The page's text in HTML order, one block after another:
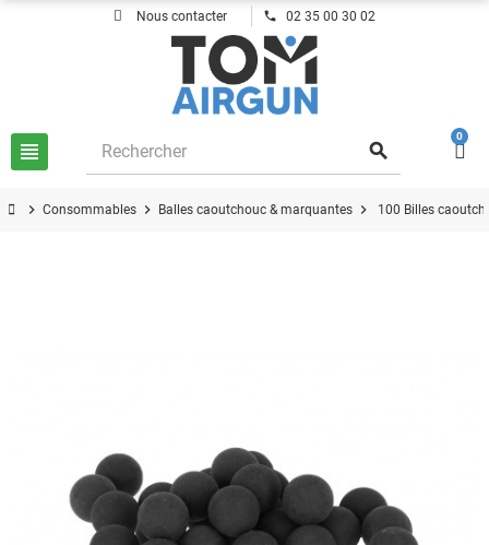
Nous contacter phone 02 35 00 30 02
view_headline search
0
chevron_right Consommables chevron_right Balles caoutchouc & marquantes chevron_right 100 Billes